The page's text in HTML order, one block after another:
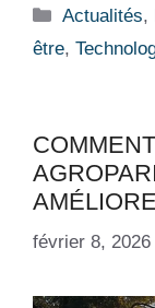
Catégories
Actualités,
être,
février 8, 2026